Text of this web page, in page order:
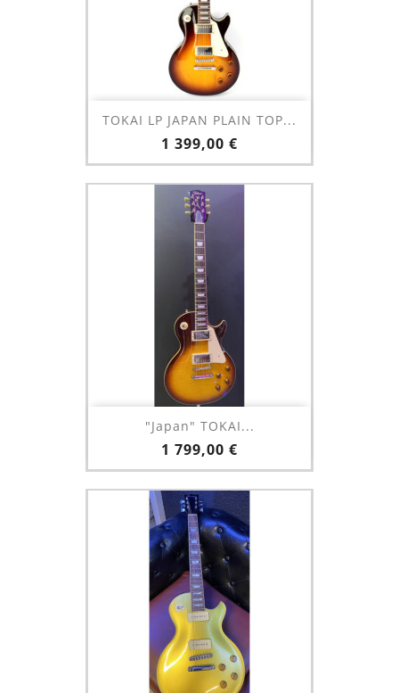
TOKAI LP JAPAN PLAIN TOP...
Prix
1 399,00 €
"Japan" TOKAI...
Prix
1 799,00 €